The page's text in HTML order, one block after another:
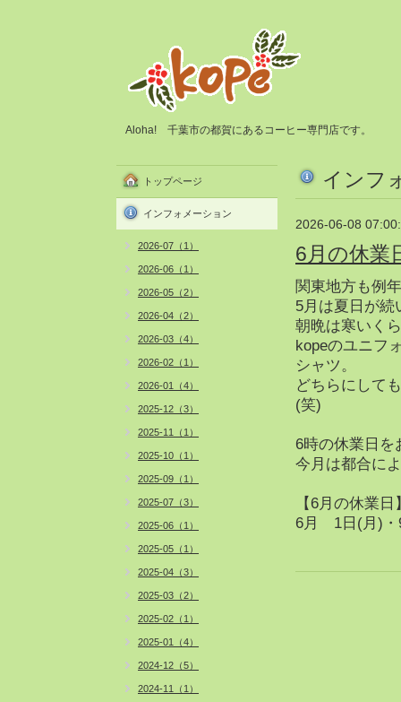
Aloha! 千葉市の都賀にあるコーヒー専門店です。
インフ
2026-06-08
6月の休業
関東地方も例
5月は夏日が続
朝晩は寒いく
kopeのユニフ
シャツ。
どちらにして
(笑)
6時の休業日を
今月は都合に
【6月の休業日
6月 1日(月)・
トップページ
インフォメーション
2026-07（1）
2026-06（1）
2026-05（2）
2026-04（2）
2026-03（4）
2026-02（1）
2026-01（4）
2025-12（3）
2025-11（1）
2025-10（1）
2025-09（1）
2025-07（3）
2025-06（1）
2025-05（1）
2025-04（3）
2025-03（2）
2025-02（1）
2025-01（4）
2024-12（5）
2024-11（1）